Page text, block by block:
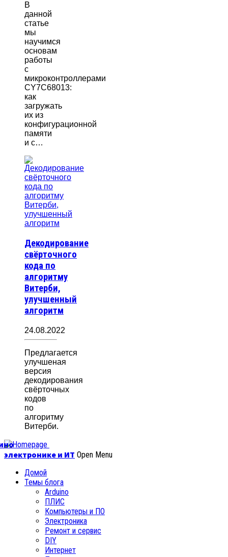
В
данной
статье
мы
научимся
основам
работы
с
микроконтроллерами
CY7C68013:
как
загружать
их из
конфигурационной
памяти
и с…
Декодирование
свёрточного
кода по
алгоритму
Витерби,
улучшенный
алгоритм
24.08.2022
Предлагается
улучшеная
версия
декодирования
свёрточных
кодов
по
алгоритму
Витерби.
электронике и ИТ Open Menu
Домой
Темы блога
Arduino
ПЛИС
Компьютеры и ПО
Электроника
Ремонт и сервис
DIY
Интернет